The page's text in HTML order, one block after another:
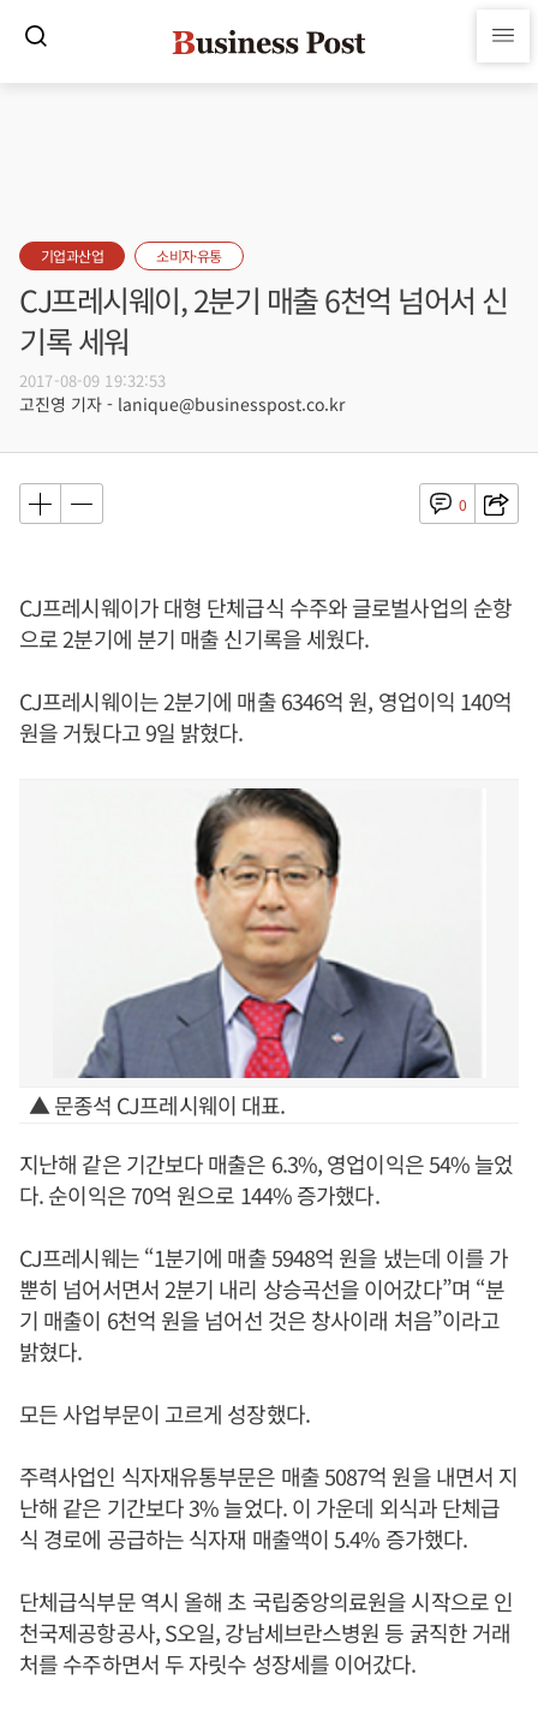
기업과산업 소비자·유통
CJ프레시웨이, 2분기 매출 6천억 넘어서 신
기록 세워
2017-08-09 19:32:53
고진영 기자 - lanique@businesspost.co.kr
0
CJ프레시웨이가 대형 단체급식 수주와 글로벌사업의 순항
으로 2분기에 분기 매출 신기록을 세웠다.
CJ프레시웨이는 2분기에 매출 6346억 원, 영업이익 140억
원을 거뒀다고 9일 밝혔다.
▲ 문종석 CJ프레시웨이 대표.
지난해 같은 기간보다 매출은 6.3%, 영업이익은 54% 늘었
다. 순이익은 70억 원으로 144% 증가했다.
CJ프레시웨는 “1분기에 매출 5948억 원을 냈는데 이를 가
뿐히 넘어서면서 2분기 내리 상승곡선을 이어갔다”며 “분
기 매출이 6천억 원을 넘어선 것은 창사이래 처음”이라고
밝혔다.
모든 사업부문이 고르게 성장했다.
주력사업인 식자재유통부문은 매출 5087억 원을 내면서 지
난해 같은 기간보다 3% 늘었다. 이 가운데 외식과 단체급
식 경로에 공급하는 식자재 매출액이 5.4% 증가했다.
단체급식부문 역시 올해 초 국립중앙의료원을 시작으로 인
천국제공항공사, S오일, 강남세브란스병원 등 굵직한 거래
처를 수주하면서 두 자릿수 성장세를 이어갔다.